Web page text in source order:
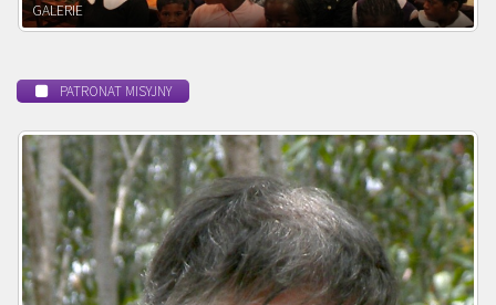
POWOŁANIE MISYJNE
PATRONAT MISYJNY